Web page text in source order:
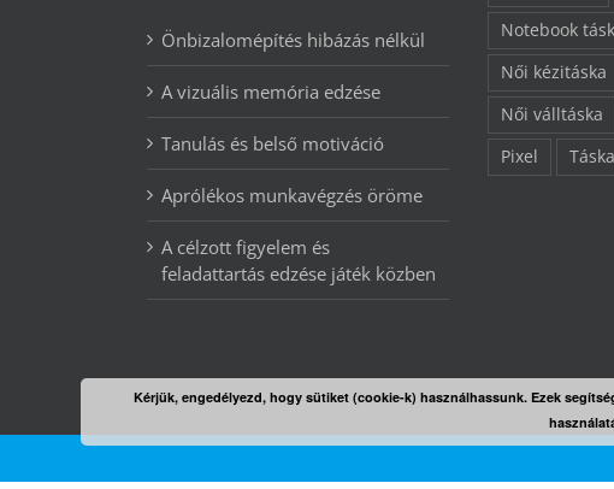
Önbizalomépítés hibázás nélkül
A vizuális memória edzése
Tanulás és belső motiváció
Aprólékos munkavégzés öröme
A célzott figyelem és
feladattartás edzése játék közben
Notebook
Női kézitáska
Női válltáska
Pixel
Táska
Kérjük, engedélyezd, hogy sütiket (cookie-k) használhassunk. Ezek